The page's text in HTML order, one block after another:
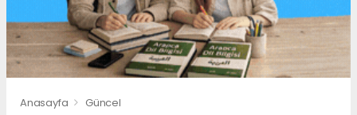
Anasayfa Güncel